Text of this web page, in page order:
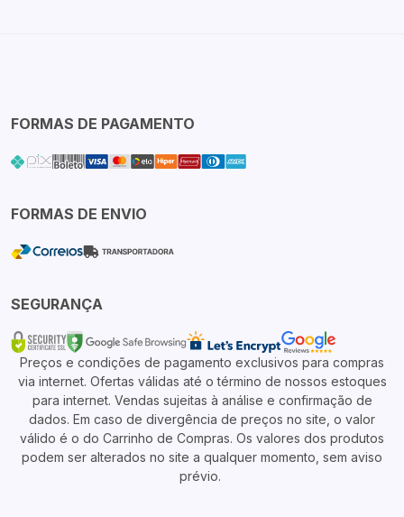
FORMAS DE PAGAMENTO
FORMAS DE ENVIO
SEGURANÇA
Preços e condições de pagamento exclusivos para compras
via internet. Ofertas válidas até o término de nossos estoques
para internet. Vendas sujeitas à análise e confirmação de
dados. Em caso de divergência de preços no site, o valor
válido é o do Carrinho de Compras. Os valores dos produtos
podem ser alterados no site a qualquer momento, sem aviso
prévio.